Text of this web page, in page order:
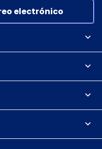
electrónico